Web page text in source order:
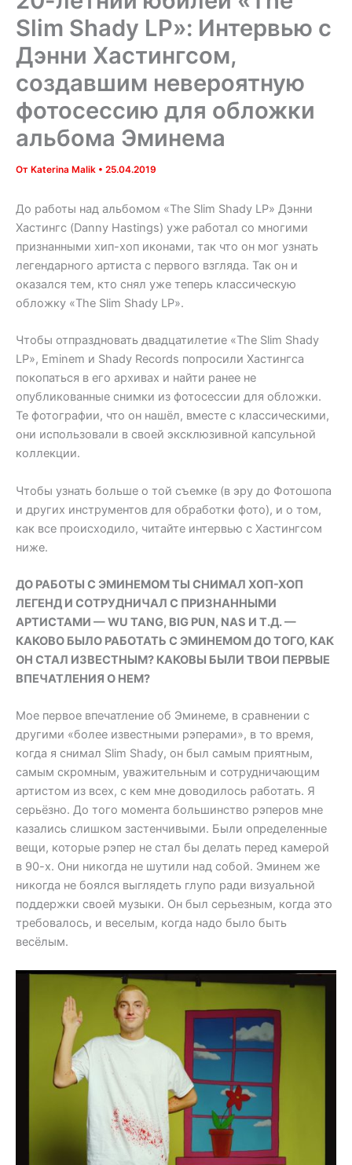
Slim Shady LP»: Интервью с
Дэнни Хастингсом,
создавшим невероятную
фотосессию для обложки
альбома Эминема
От Katerina Malik • 25.04.2019
До работы над альбомом «The Slim Shady LP» Дэнни
Хастингс (Danny Hastings) уже работал со многими
признанными хип-хоп иконами, так что он мог узнать
легендарного артиста с первого взгляда. Так он и
оказался тем, кто снял уже теперь классическую
обложку «The Slim Shady LP».
Чтобы отпраздновать двадцатилетие «The Slim Shady
LP», Eminem и Shady Records попросили Хастингса
покопаться в его архивах и найти ранее не
опубликованные снимки из фотосессии для обложки.
Те фотографии, что он нашёл, вместе с классическими,
они использовали в своей эксклюзивной капсульной
коллекции.
Чтобы узнать больше о той съемке (в эру до Фотошопа
и других инструментов для обработки фото), и о том,
как все происходило, читайте интервью с Хастингсом
ниже.
ДО РАБОТЫ С ЭМИНЕМОМ ТЫ СНИМАЛ ХОП-ХОП
ЛЕГЕНД И СОТРУДНИЧАЛ С ПРИЗНАННЫМИ
АРТИСТАМИ — WU TANG, BIG PUN, NAS И Т.Д. —
КАКОВО БЫЛО РАБОТАТЬ С ЭМИНЕМОМ ДО ТОГО, КАК
ОН СТАЛ ИЗВЕСТНЫМ? КАКОВЫ БЫЛИ ТВОИ ПЕРВЫЕ
ВПЕЧАТЛЕНИЯ О НЕМ?
Мое первое впечатление об Эминеме, в сравнении с
другими «более известными рэперами», в то время,
когда я снимал Slim Shady, он был самым приятным,
самым скромным, уважительным и сотрудничающим
артистом из всех, с кем мне доводилось работать. Я
серьёзно. До того момента большинство рэперов мне
казались слишком застенчивыми. Были определенные
вещи, которые рэпер не стал бы делать перед камерой
в 90-х. Они никогда не шутили над собой. Эминем же
никогда не боялся выглядеть глупо ради визуальной
поддержки своей музыки. Он был серьезным, когда это
требовалось, и веселым, когда надо было быть
весёлым.